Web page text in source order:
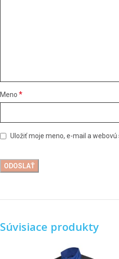
Meno *
Uložiť moje meno, e-mail a
Súvisiace produkty